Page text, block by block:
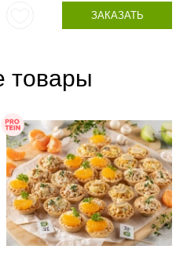
ЗАКАЗАТЬ
товары